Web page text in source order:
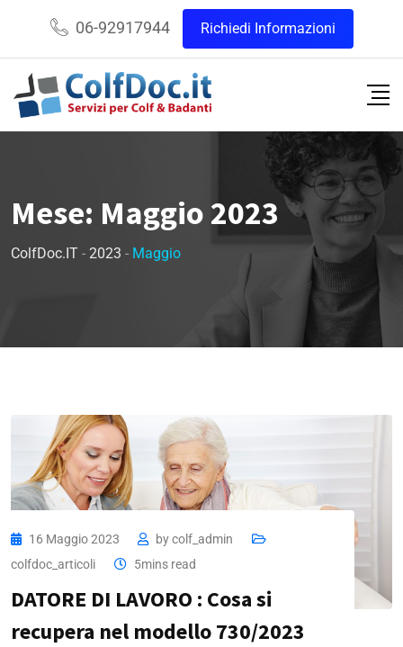
06-92917944 Richiedi Informazioni
Mese: Maggio 2023
ColfDoc.IT - 2023 - Maggio
16 Maggio 2023 bycolf_admin
colfdoc_articoli
5mins read
DATORE DI LAVORO : Cosa si
recupera nel modello 730/2023